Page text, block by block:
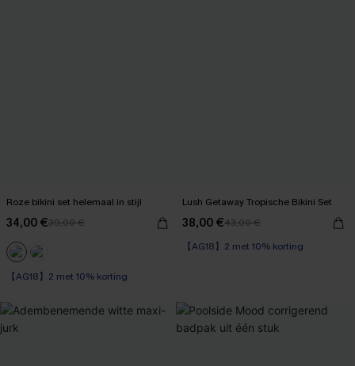
Roze bikini set helemaal in stijl
34,00 €39,00 €
【AG18】2 met 10% korting
Lush Getaway Tropische Bikini Set
38,00 €43,00 €
【AG18】2 met 10% korting
High Waist